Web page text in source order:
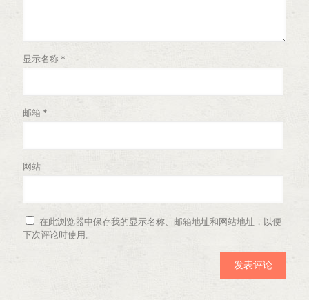
显示名称 *
邮箱 *
网站
在此浏览器中保存我的显示名称、邮箱地址和网站地址，以便
下次评论时使用。